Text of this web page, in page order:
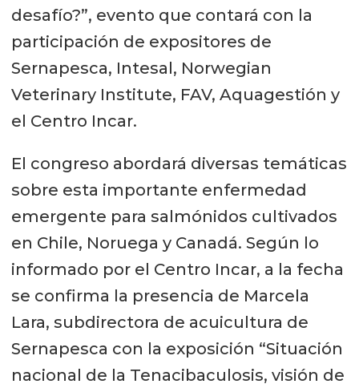
desafío?”, evento que contará con la
participación de expositores de
Sernapesca, Intesal, Norwegian
Veterinary Institute, FAV, Aquagestión y
el Centro Incar.
El congreso abordará diversas temáticas
sobre esta importante enfermedad
emergente para salmónidos cultivados
en Chile, Noruega y Canadá. Según lo
informado por el Centro Incar, a la fecha
se confirma la presencia de Marcela
Lara, subdirectora de acuicultura de
Sernapesca con la exposición “Situación
nacional de la Tenacibaculosis, visión de